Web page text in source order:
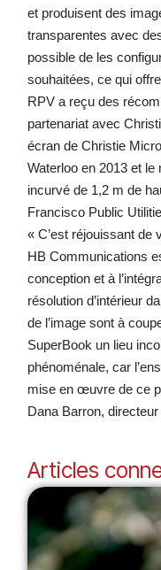
et produisent des
transparentes avec
possible de les
souhaitées, ce qui
RPV a reçu des
partenariat avec
écran de Christie
Waterloo en 2013 et
incurvé de 1,2 m de
Francisco Public
« C’est réjouissant de
HB Communications
conception et à
résolution d’intérieur
de l’image sont à
SuperBook un lieu
phénoménale, car
mise en œuvre de ce
Dana Barron,
Articles